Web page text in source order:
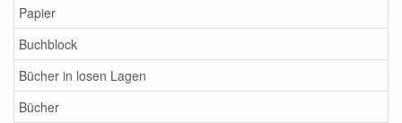
Papier
Buchblock
Bücher in losen Lagen
Bücher